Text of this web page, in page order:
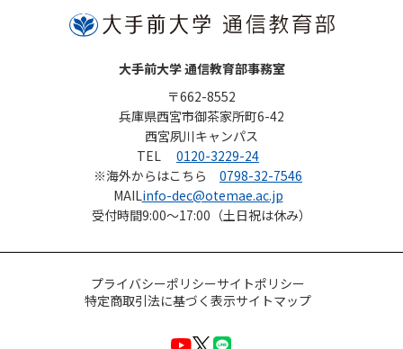
大手前大学 通信教育部事務室
〒662-8552
兵庫県西宮市御茶家所町6-42
西宮夙川キャンパス
TEL
0120-3229-24
※海外からはこちら 0798-32-7546
MAILinfo-dec@otemae.ac.jp
受付時間9:00～17:00（土日祝は休み）
プライバシーポリシーサイトポリシー
特定商取引法に基づく表示サイトマップ